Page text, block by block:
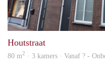
Houtstraat
80 m2 · 3 kamers · Vanaf ? -